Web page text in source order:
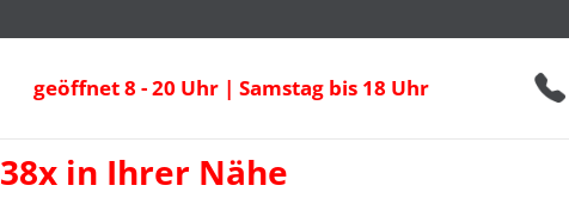
geöffnet 8 - 20 Uhr | Samstag bis 18 Uhr
38x in Ihrer Nähe